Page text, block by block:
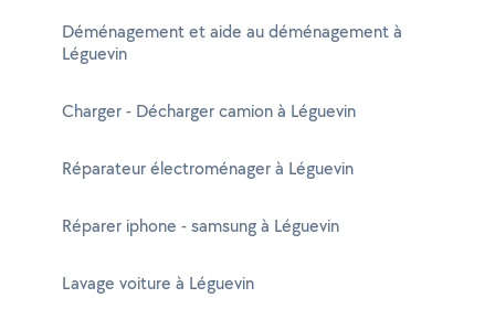
Déménagement et aide au déménagement à
Léguevin
Charger - Décharger camion à Léguevin
Réparateur électroménager à Léguevin
Réparer iphone - samsung à Léguevin
Lavage voiture à Léguevin